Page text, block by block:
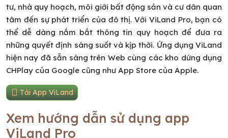
tư, nhà quy hoạch, môi giới bất động sản và cư dân quan
tâm đến sự phát triển của đô thị. Với ViLand Pro, bạn có
thể dễ dàng nắm bắt thông tin quy hoạch để đưa ra
những quyết định sáng suốt và kịp thời. Ứng dụng ViLand
hiện nay đã sẵn sàng trên Web cùng các kho dứng dụng
CHPlay của Google cũng như App Store của Apple.
Tải App ViLand
Xem hướng dẫn sử dụng app
ViLand Pro